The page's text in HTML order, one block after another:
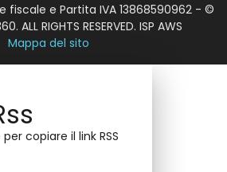
fiscale e Partita IVA 13868590962 - ©
ALL RIGHTS RESERVED. ISP AWS
Mappa del sito
copiare il link RSS